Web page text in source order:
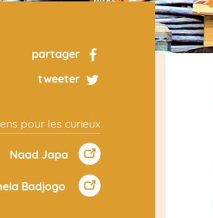
partager
tweeter
pour les curieux
Naad Japa
Badjogo